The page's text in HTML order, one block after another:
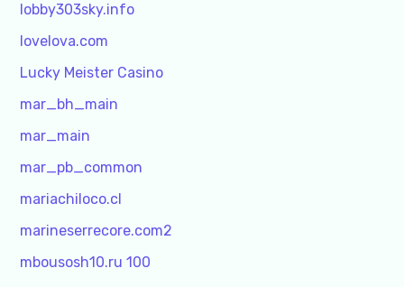
lobby303sky.info
lovelova.com
Lucky Meister Casino
mar_bh_main
mar_main
mar_pb_common
mariachiloco.cl
marineserrecore.com2
mbousosh10.ru 100